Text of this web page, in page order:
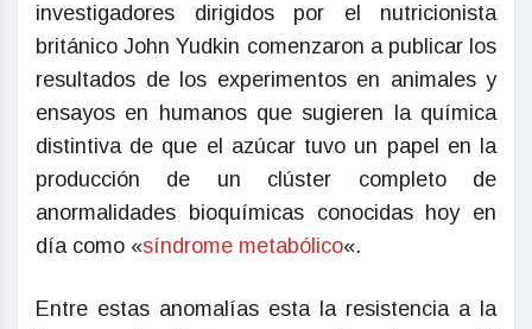
investigadores dirigidos por el nutricionista
británico John Yudkin comenzaron a publicar los
resultados de los experimentos en animales y
ensayos en humanos que sugieren la química
distintiva de que el azúcar tuvo un papel en la
producción de un clúster completo de
anormalidades bioquímicas conocidas hoy en
día como «síndrome metabólico«.
Entre estas anomalías esta la resistencia a la